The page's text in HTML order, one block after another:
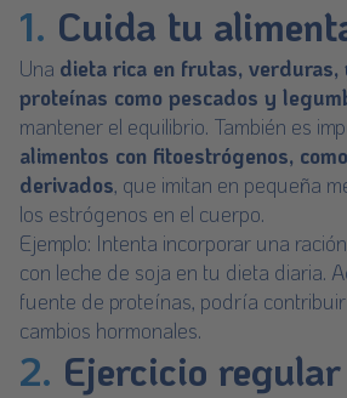
1. Cuida tu
Una dieta rica en frutas, verduras,
proteínas como pescados y
mantener el equilibrio. También es
alimentos con fitoestrógenos,
derivados, que imitan en pequeña
los estrógenos en el cuerpo.
Ejemplo: Intenta incorporar una
con leche de soja en tu dieta diaria.
fuente de proteínas, podría
cambios hormonales.
2. Ejercicio regular